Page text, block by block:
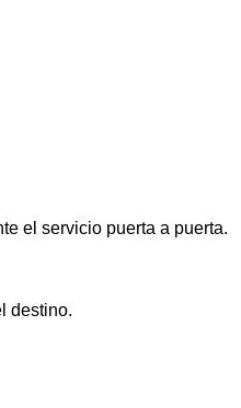
el servicio puerta a puerta.
destino.